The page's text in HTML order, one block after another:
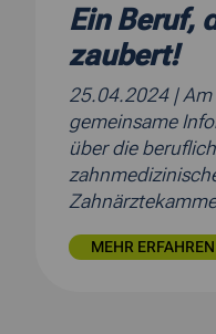
Ein Beruf,
zaubert!
25.04.2024 |
gemeinsame
über die
MEHR ERFAHREN